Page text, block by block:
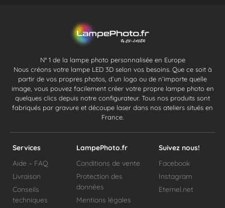
N° 1 de la lampe photo personnalisée en Europe
Nous créons votre lampe LED 3D selon vos besoins. Que ce soit à
partir de vos propres photos, d’un logo ou de n’importe quelle
image, vous pouvez facilement créer votre propre lampe photo en
quelques clics depuis notre configurateur. Tous nos produits sont
fabriqués par gravure et découpe laser dans nos ateliers situés en
France.
Services
Aide – FAQ
Livraison
Conseils
techniques
LampePhoto.fr
Conditions de vente
Protection des
données
Mentions légales
Suivez nous!
Facebook
Instagram
Eternel.net